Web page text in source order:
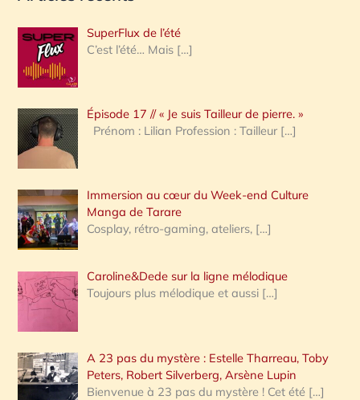
e
r
c
h
e
:
SuperFlux de l’été
C’est l’été… Mais […]
Épisode 17 // « Je suis Tailleur de pierre. »
Prénom : Lilian Profession : Tailleur […]
Immersion au cœur du Week-end Culture
Manga de Tarare
Cosplay, rétro-gaming, ateliers, […]
Caroline&Dede sur la ligne mélodique
Toujours plus mélodique et aussi […]
A 23 pas du mystère : Estelle Tharreau, Toby
Peters, Robert Silverberg, Arsène Lupin
Bienvenue à 23 pas du mystère ! Cet été […]